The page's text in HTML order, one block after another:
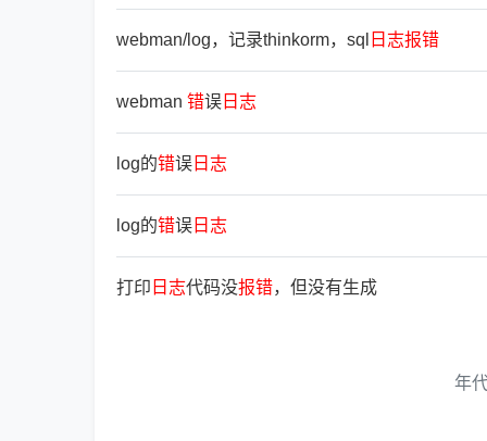
webman/log，记录thinkorm，sql 日 志报错
webman 错误 日 志
log的错误 日 志
log的错误 日 志
打印 日 志代码没报错，但没有生成
年